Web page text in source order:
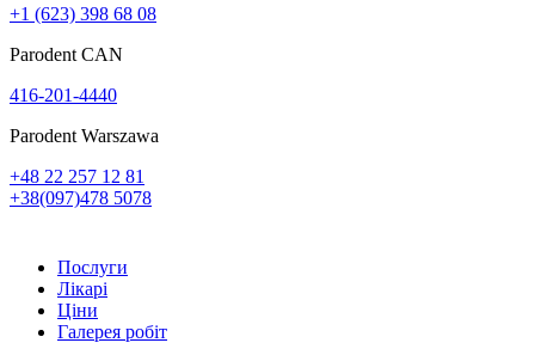
+1 (623) 398 68 08
Parodent CAN
416-201-4440
Parodent Warszawa
+48 22 257 12 81
+38(097)478 5078
Послуги
Лікарі
Ціни
Галерея робіт